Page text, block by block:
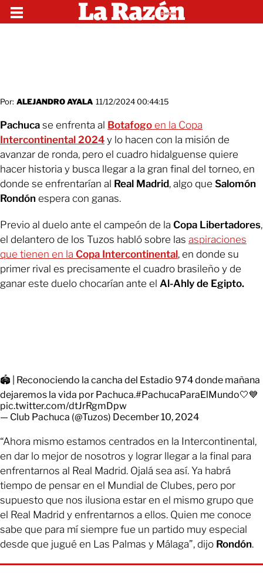
Por: ALEJANDRO AYALA 11/12/2024 00:44:15
Pachuca se enfrenta al Botafogo en la Copa
Intercontinental 2024 y lo hacen con la misión de
avanzar de ronda, pero el cuadro hidalguense quiere
hacer historia y busca llegar a la gran final del torneo, en
donde se enfrentarían al Real Madrid, algo que Salomón
Rondón espera con ganas.
Previo al duelo ante el campeón de la Copa Libertadores,
el delantero de los Tuzos habló sobre las aspiraciones
que tienen en la Copa Intercontinental, en donde su
primer rival es precisamente el cuadro brasileño y de
ganar este duelo chocarían ante el Al-Ahly de Egipto.
🏟️ | Reconociendo la cancha del Estadio 974 donde mañana
dejaremos la vida por Pachuca.#PachucaParaElMundo🤍💙
pic.twitter.com/dtJrRgmDpw
— Club Pachuca (@Tuzos) December 10, 2024
“Ahora mismo estamos centrados en la Intercontinental,
en dar lo mejor de nosotros y lograr llegar a la final para
enfrentarnos al Real Madrid. Ojalá sea así. Ya habrá
tiempo de pensar en el Mundial de Clubes, pero por
supuesto que nos ilusiona estar en el mismo grupo que
el Real Madrid y enfrentarnos a ellos. Quien me conoce
sabe que para mí siempre fue un partido muy especial
desde que jugué en Las Palmas y Málaga”, dijo Rondón.